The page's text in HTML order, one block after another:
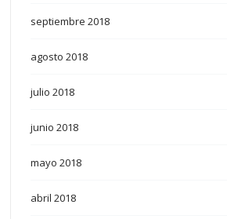
septiembre 2018
agosto 2018
julio 2018
junio 2018
mayo 2018
abril 2018